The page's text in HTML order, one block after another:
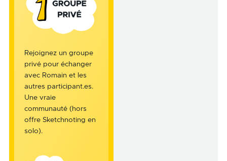
Rejoignez un groupe
privé pour échanger
avec Romain et les
autres participant.es.
Une vraie
communauté (hors
offre Sketchnoting en
solo).